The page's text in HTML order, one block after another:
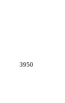
3950